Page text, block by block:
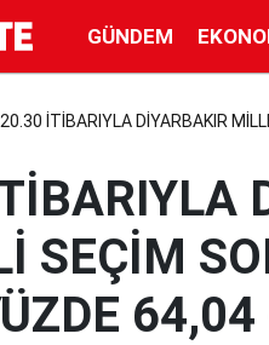
GÜNDEM
İTİBARIYLA DİYARBAKIR
SEÇİM